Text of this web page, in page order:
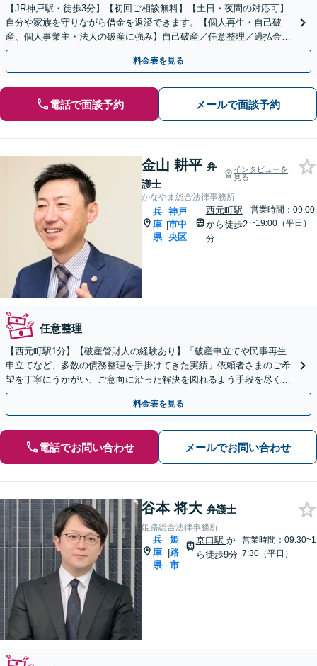
【JR神戸駅・徒歩3分】【初回ご相談無料】【土日・夜間の対応可】
自分や家族を守りながら借金を返済できます。【個人再生・自己破
産、個人事業主・法人の破産に強み】自己破産／任意整理／過払金返
還など対応可能です。悩まず、安心して相談ください！
料金表を見る
電話で面談予約 メールで面談予約
金山 耕平 弁
護士
インタビューを
見る
かなやま総合法律事務所
兵
庫
県
|
神戸
市中
央区
西元町駅
から徒歩2
分
営業時間：09:00
~19:00（平日）
任意整理
【​西元町駅1分】【破産管財人の経験あり】「破産申立てや民事再生
申立てなど、多数の債務整理を手掛けてきた実績」依頼者さまのご希
望を丁寧にうかがい、ご意向に沿った解決を図れるよう手段を尽くし
てサポート「法人破産に関わる問題を総合的に解決」
料金表を見る
電話でお問い合わせ メールでお問い合わせ
谷本 将大 弁護士
姫路総合法律事務所
兵
庫
県
|
姫
路
市
京口駅 か
ら徒歩9分
営業時間：09:30~1
7:30（平日）